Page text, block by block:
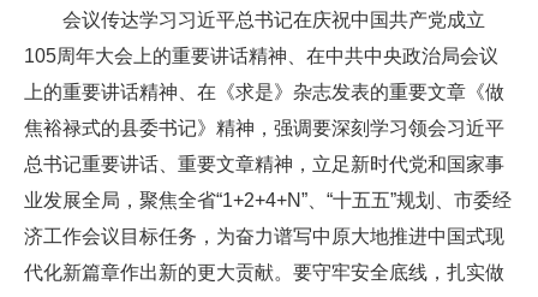
会议传达学习习近平总书记在庆祝中国共产党成立
105周年大会上的重要讲话精神、在中共中央政治局会议
上的重要讲话精神、在《求是》杂志发表的重要文章《做
焦裕禄式的县委书记》精神，强调要深刻学习领会习近平
总书记重要讲话、重要文章精神，立足新时代党和国家事
业发展全局，聚焦全省“1+2+4+N”、“十五五”规划、市委经
济工作会议目标任务，为奋力谱写中原大地推进中国式现
代化新篇章作出新的更大贡献。要守牢安全底线，扎实做